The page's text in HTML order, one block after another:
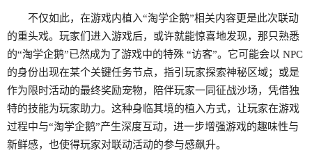
不仅如此，在游戏内植入“淘学企鹅”相关内容更是此次联动
的重头戏。玩家们进入游戏后，或许就能惊喜地发现，那只熟悉
的“淘学企鹅”已然成为了游戏中的特殊 “访客”。它可能会以 NPC
的身份出现在某个关键任务节点，指引玩家探索神秘区域；或是
作为限时活动的最终奖励宠物，陪伴玩家一同征战沙场，凭借独
特的技能为玩家助力。这种身临其境的植入方式，让玩家在游戏
过程中与“淘学企鹅”产生深度互动，进一步增强游戏的趣味性与
新鲜感，也使得玩家对联动活动的参与感飙升。